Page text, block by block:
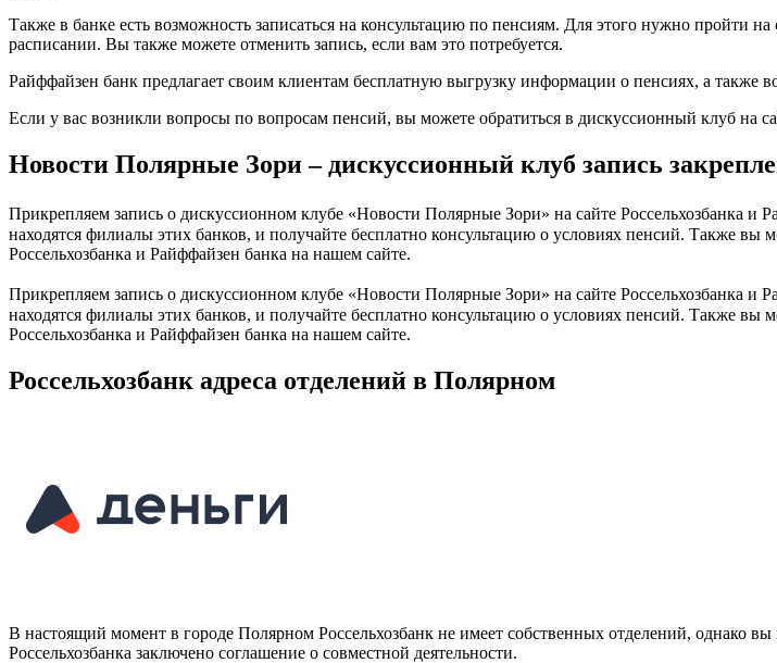
Также в банке есть возможность записаться на консультацию по пенсиям. Для этого нужно пройти
расписании. Вы также можете отменить запись, если вам это потребуется.
Райффайзен банк предлагает своим клиентам бесплатную выгрузку информации о пенсиях, а также
Если у вас возникли вопросы по вопросам пенсий, вы можете обратиться в дискуссионный клуб на
Новости Полярные Зори – дискуссионный клуб запись
Прикрепляем запись о дискуссионном клубе «Новости Полярные Зори» на сайте Россельхозбанка
находятся филиалы этих банков, и получайте бесплатно консультацию о условиях пенсий. Также
Россельхозбанка и Райффайзен банка на нашем сайте.
Прикрепляем запись о дискуссионном клубе «Новости Полярные Зори» на сайте Россельхозбанка
находятся филиалы этих банков, и получайте бесплатно консультацию о условиях пенсий. Также
Россельхозбанка и Райффайзен банка на нашем сайте.
Россельхозбанк адреса отделений в Полярном
В настоящий момент в городе Полярном Россельхозбанк не имеет собственных отделений, однако
Россельхозбанка заключено соглашение о совместной деятельности.